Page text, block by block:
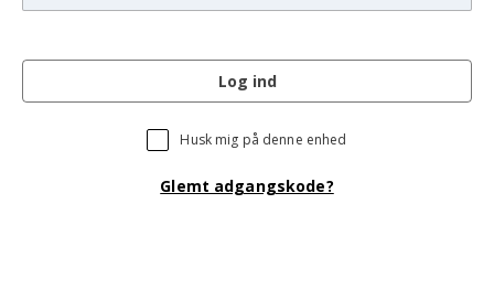
Log ind
Husk mig på denne enhed
Glemt adgangskode?